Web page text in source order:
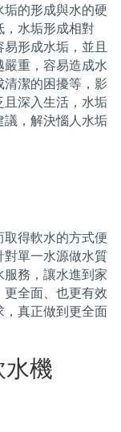
的形成與水的硬
，水垢形成相對
形成水垢，並且
重，容易造成水
潔的困擾等，影
且深入生活，水垢
議，解決惱人水垢
得軟水的方式便
對單一水源做水質
務，讓水進到家
全面、也更有效
，真正做到更全面
水機